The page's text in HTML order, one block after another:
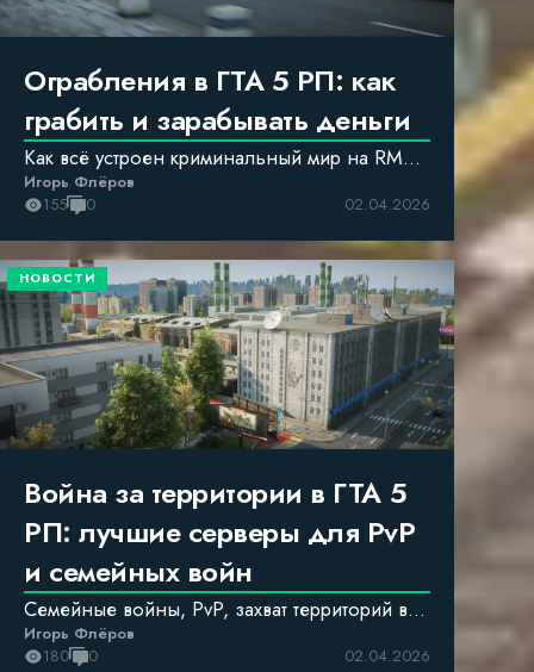
Ограбления в ГТА 5 РП: как
грабить и зарабывать деньги
Как всё устроен криминальный мир на RMRP
и с чего начать. Попробуй сам.
Игорь Флёров
155
0 02.04.2026
НОВОСТИ
Война за территории в ГТА 5
РП: лучшие серверы для PvP
и семейных войн
Семейные войны, PvP, захват территорий в
ГТА РП — разбираем лучшие сервера.
Игорь Флёров
180
0 02.04.2026